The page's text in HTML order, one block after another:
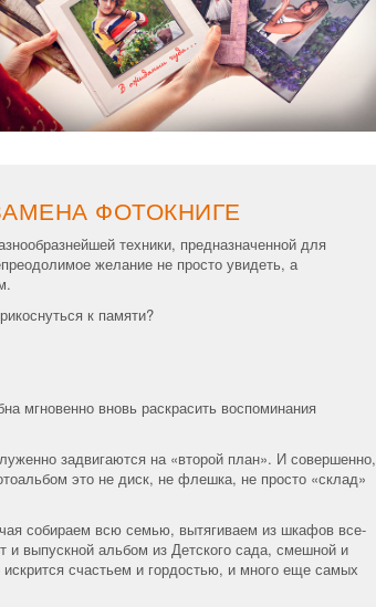
ФОТОКНИГЕ
техники, предназначенной для
желание не просто увидеть, а
к памяти?
мгновенно вновь раскрасить воспоминания
задвигаются на «второй план». И совершенно,
это не диск, не флешка, не просто «склад»
собираем всю семью, вытягиваем из шкафов все-
выпускной альбом из Детского сада, смешной и
счастьем и гордостью, и много еще самых